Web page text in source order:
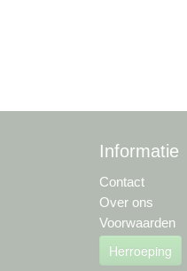
Informatie
Contact
Over ons
Voorwaarden
Herroeping